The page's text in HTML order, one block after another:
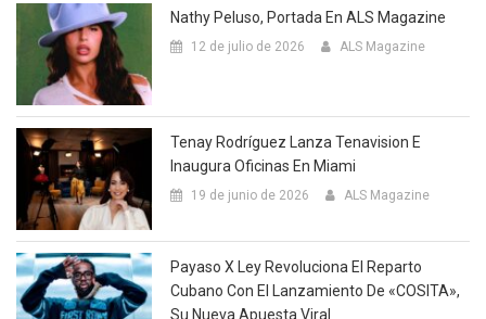
Nathy Peluso, Portada En ALS Magazine
12 de julio de 2026 ALS Magazine
Tenay Rodríguez Lanza Tenavision E
Inaugura Oficinas En Miami
19 de junio de 2026 ALS Magazine
Payaso X Ley Revoluciona El Reparto
Cubano Con El Lanzamiento De «COSITA»,
Su Nueva Apuesta Viral